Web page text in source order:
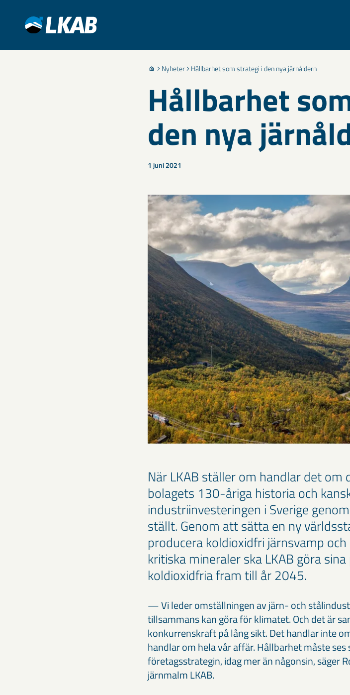
Nyheter Hållbarhet som strategi i den nya järnåldern
Hållbarhet
den nya
1 juni 2021
När LKAB ställer om handlar det
bolagets 130-åriga historia och
industriinvesteringen i Sverige
ställt. Genom att sätta en ny
producera koldioxidfri järnsvamp
kritiska mineraler ska LKAB göra
koldioxidfria fram till år 2045.
— Vi leder omställningen av järn- och
tillsammans kan göra för klimatet. Och det är
konkurrenskraft på lång sikt. Det handlar inte
handlar om hela vår affär. Hållbarhet måste
företagsstrategin, idag mer än någonsin, säger
järnmalm LKAB.